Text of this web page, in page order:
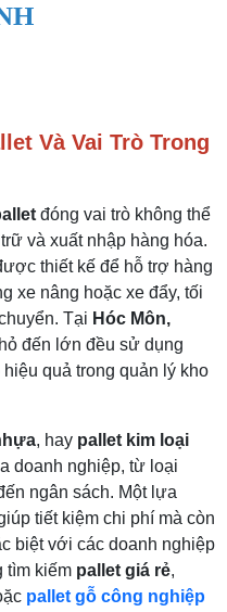
Và Vai Trò Trong
đóng vai trò không thể
và xuất nhập hàng hóa.
thiết kế để hỗ trợ hàng
xe nâng hoặc xe đẩy, tối
Tại Hóc Môn,
đến lớn đều sử dụng
quả trong quản lý kho
, hay pallet kim loại
doanh nghiệp, từ loại
ngân sách. Một lựa
tiết kiệm chi phí mà còn
biệt với các doanh nghiệp
tìm kiếm pallet giá rẻ,
pallet gỗ công nghiệp